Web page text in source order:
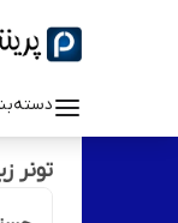
تونر